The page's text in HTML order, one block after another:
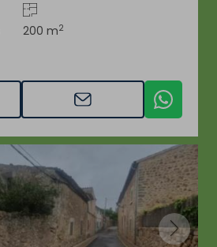
200 m2